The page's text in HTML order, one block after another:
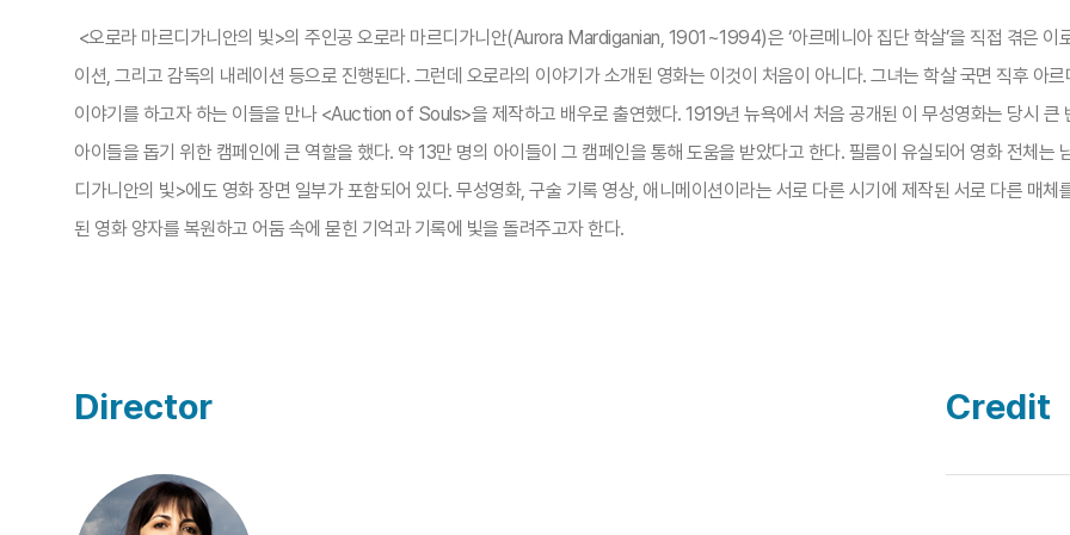
<오로라 마르디가니안의 빛>의 주인공 오로라 마르디가니안(Aurora Mardiganian, 1901~1994)은 ‘아르메니아 집단 학살’을 직접 겪은 이
이션, 그리고 감독의 내레이션 등으로 진행된다. 그런데 오로라의 이야기가 소개된 영화는 이것이 처음이 아니다. 그녀는 학살 국면 직후 아
이야기를 하고자 하는 이들을 만나 <Auction of Souls>을 제작하고 배우로 출연했다. 1919년 뉴욕에서 처음 공개된 이 무성영화는 당시 큰
아이들을 돕기 위한 캠페인에 큰 역할을 했다. 약 13만 명의 아이들이 그 캠페인을 통해 도움을 받았다고 한다. 필름이 유실되어 영화 전체
디가니안의 빛>에도 영화 장면 일부가 포함되어 있다. 무성영화, 구술 기록 영상, 애니메이션이라는 서로 다른 시기에 제작된 서로 다른 매
된 영화 양자를 복원하고 어둠 속에 묻힌 기억과 기록에 빛을 돌려주고자 한다.
Director Credit